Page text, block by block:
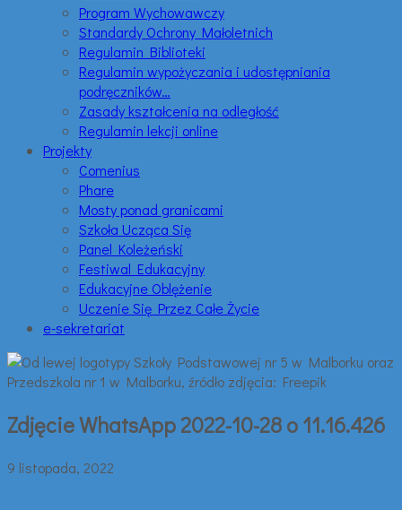
Program Wychowawczy
Standardy Ochrony Małoletnich
Regulamin Biblioteki
Regulamin wypożyczania i udostępniania
podręczników…
Zasady kształcenia na odległość
Regulamin lekcji online
Projekty
Comenius
Phare
Mosty ponad granicami
Szkoła Ucząca Się
Panel Koleżeński
Festiwal Edukacyjny
Edukacyjne Oblężenie
Uczenie Się Przez Całe Życie
e-sekretariat
Zdjęcie WhatsApp 2022-10-28 o 11.16.426
9 listopada, 2022